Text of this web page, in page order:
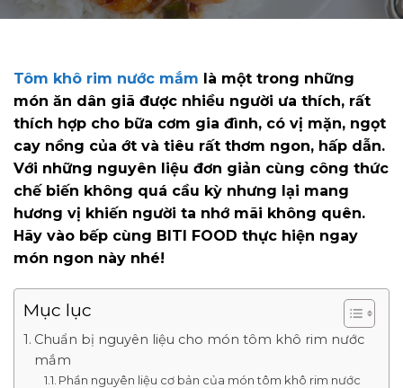
Tôm khô rim nước mắm là một trong những
món ăn dân giã được nhiều người ưa thích, rất
thích hợp cho bữa cơm gia đình, có vị mặn, ngọt
cay nồng của ớt và tiêu rất thơm ngon, hấp dẫn.
Với những nguyên liệu đơn giản cùng công thức
chế biến không quá cầu kỳ nhưng lại mang
hương vị khiến người ta nhớ mãi không quên.
Hãy vào bếp cùng BITI FOOD thực hiện ngay
món ngon này nhé!
Mục lục
Chuẩn bị nguyên liệu cho món tôm khô rim nước
mắm
Phần nguyên liệu cơ bản của món tôm khô rim nước